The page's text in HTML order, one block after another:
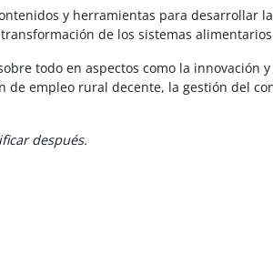
y herramientas para desarrollar
de los sistemas
todo en aspectos como la innovación
empleo rural decente, la gestión del
después.